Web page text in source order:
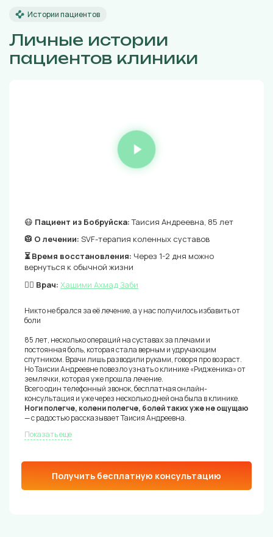
Истории пациентов
Личные истории
пациентов клиники
😷 Пациент из Бобруйска:Таисия Андреевна, 85 лет
🥼 О лечении: SVF-терапия коленных суставов
⏳ Время восстановления: Через 1-2 дня можно
вернуться к обычной жизни
👨‍⚕️ Врач: Хашими Ахмад Заби
Никто не брался за её лечение, а у нас получилось избавить от
боли
85 лет, несколько операций на суставах за плечами и
постоянная боль, которая стала верным и удручающим
спутником. Врачи лишь разводили руками, говоря про возраст.
Но Таисии Андреевне повезло узнать о клинике «Ридженика» от
землячки, которая уже прошла лечение.
Всего один телефонный звонок, бесплатная онлайн-
консультация и уже через несколько дней она была в клинике.
Ноги полегче, колени полегче, болей таких уже не ощущаю
— с радостью рассказывает Таисия Андреевна.
Показать еще
Получить бесплатную консультацию